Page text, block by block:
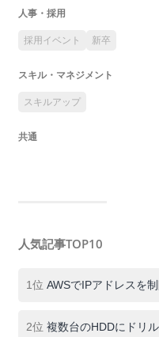
人事・採用
採用イベント 新卒
スキル・マネジメント
スキルアップ
共通
人気記事TOP10
1位AWSでIPアドレスを
2位複数台のHDDにドリ